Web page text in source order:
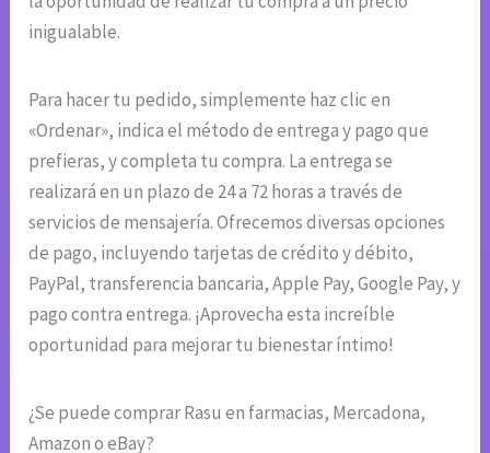
inigualable.
Para hacer tu pedido, simplemente haz clic en
«Ordenar», indica el método de entrega y pago que
prefieras, y completa tu compra. La entrega se
realizará en un plazo de 24 a 72 horas a través de
servicios de mensajería. Ofrecemos diversas opciones
de pago, incluyendo tarjetas de crédito y débito,
PayPal, transferencia bancaria, Apple Pay, Google Pay, y
pago contra entrega. ¡Aprovecha esta increíble
oportunidad para mejorar tu bienestar íntimo!
¿Se puede comprar Rasu en farmacias, Mercadona,
Amazon o eBay?